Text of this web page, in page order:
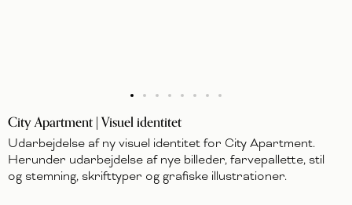
City Apartment | Visuel identitet
Udarbejdelse af ny visuel identitet for City Apartment.
Herunder udarbejdelse af nye billeder, farvepallette, stil
og stemning, skrifttyper og grafiske illustrationer.